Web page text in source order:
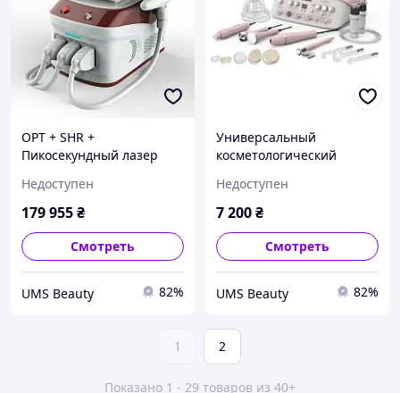
OPT + SHR +
Пикосекундный лазер
Недоступен
179 955₴
Смотреть
UMS Beauty 82%
Универсальный
косметологический
Недоступен
7 200₴
Смотреть
UMS Beauty 82%
1 2
Показано 1 - 29 товаров из 40+